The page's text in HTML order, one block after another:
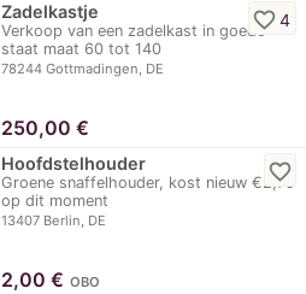
Zadelkastje
Verkoop van een zadelkast in goede
staat maat 60 tot 140
78244 Gottmadingen, DE
favorite_border4
250,00 €
Hoofdstelhouder
Groene snaffelhouder, kost nieuw €2,79
op dit moment
13407 Berlin, DE
favorite_border
2,00 € OBO